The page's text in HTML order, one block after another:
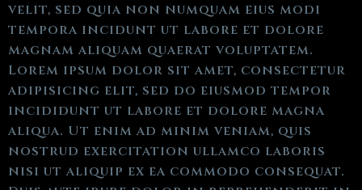
velit, sed quia non numquam eius modi
tempora incidunt ut labore et dolore
magnam aliquam quaerat voluptatem.
Lorem ipsum dolor sit amet, consectetur
adipisicing elit, sed do eiusmod tempor
incididunt ut labore et dolore magna
aliqua. Ut enim ad minim veniam, quis
nostrud exercitation ullamco laboris
nisi ut aliquip ex ea commodo consequat.